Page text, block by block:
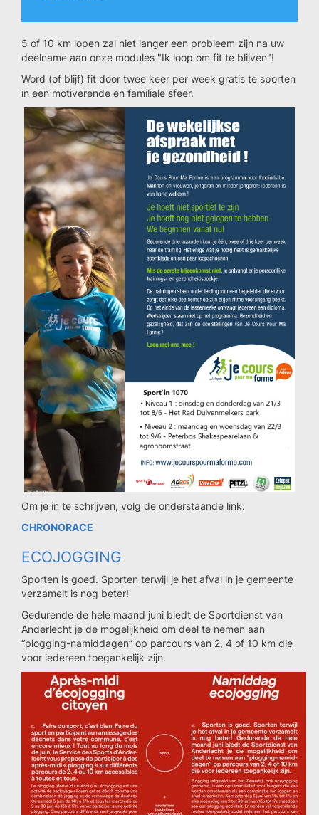
5 of 10 km lopen zal niet langer een probleem zijn na uw
deelname aan onze modules "Ik loop om fit te blijven"!
Word (of blijf) fit door twee keer per week gratis te sporten
in een motiverende en familiale sfeer.
Om je in te schrijven, volg de onderstaande link:
CHRONORACE
ECOJOGGING
Sporten is goed. Sporten terwijl je het afval in je gemeente
verzamelt is nog beter!
Gedurende de hele maand juni biedt de Sportdienst van
Anderlecht je de mogelijkheid om deel te nemen aan
“plogging-namiddagen” op parcours van 2, 4 of 10 km die
voor iedereen toegankelijk zijn.